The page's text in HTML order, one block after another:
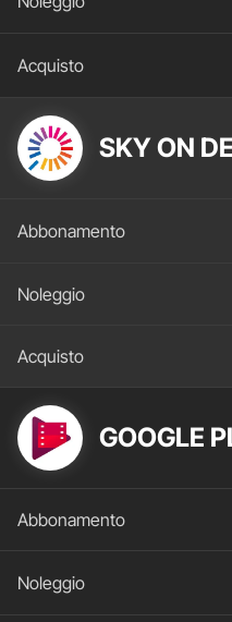
SKY ON
GOOGLE